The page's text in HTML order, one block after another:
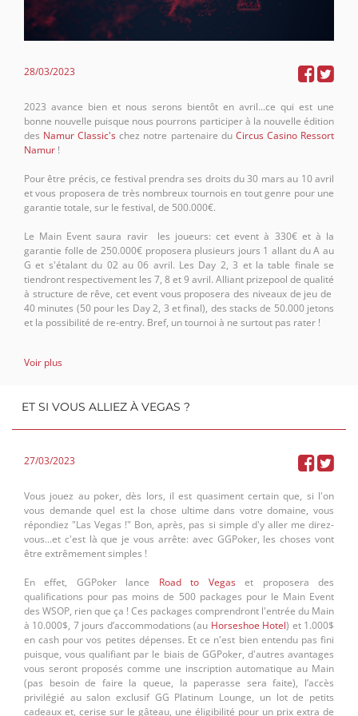
28/03/2023
2023 avance bien et nous serons bientôt en avril...ce qui est une
bonne nouvelle puisque nous pourrons participer à la nouvelle édition
des Namur Classic's chez notre partenaire duCircus Casino Ressort
Namur !
Pour être précis, ce festival prendra ses droits du 30 mars au 10 avril
et vous proposera de très nombreux tournois en tout genre pour une
garantie totale, sur le festival, de 500.000€.
Le Main Event saura ravir les joueurs: cet event à 330€ et à la
garantie folle de 250.000€ proposera plusieurs jours 1 allant du A au
G et s'étalant du 02 au 06 avril. Les Day 2, 3 et la table finale se
tiendront respectivement les 7, 8 et 9 avril. Alliant prizepool de qualité
à structure de rêve, cet event vous proposera des niveaux de jeu de
40 minutes (50 pour les Day 2, 3 et final), des stacks de 50.000 jetons
et la possibilité de re-entry. Bref, un tournoi à ne surtout pas rater !
saurions que vous suggérer de prendre part au Warm Up qui
50.000€ et proposera une structure de qualité avec des stacks de
Parmi les autres tournois, nous ne pouvons pas manquer d'évoquer
se jouera en 8-max pour un buy-in de 1.100€ du 07 au 10 avril. Le tout
avec des stacks de 100.000 jetons, des niveaux de jeu de 45 minutes
(60 le jour final) et 9 niveaux de re-entry.
Bien entendu, encore beaucoup d'autres tournois vous seront
pour les tournois majeurs, un Black Jack Tournament, un High Roller,
un Big Tuesday, un PLO, et bien d'autres encore.
Vous l'aurez compris, du 30 mars au 10 avril, la Poker Room du Circus
Casino Ressort de Namur est the place to be !
Voir plus
ET SI VOUS ALLIEZ À VEGAS ?
27/03/2023
Vous jouez au poker, dès lors, il est quasiment certain que, si l'on
vous demande quel est la chose ultime dans votre domaine, vous
répondiez "Las Vegas !" Bon, après, pas si simple d'y aller me direz-
vous...et c'est là que je vous arrête: avec GGPoker, les choses vont
être extrêmement simples !
En effet, GGPoker lance Road to Vegaset proposera des
qualifications pour pas moins de 500 packages pour le Main Event
des WSOP, rien que ça ! Ces packages comprendront l'entrée du Main
à 10.000$, 7 jours d’accommodations (au Horseshoe Hotel) et 1.000$
en cash pour vos petites dépenses. Et ce n'est bien entendu pas fini
puisque, vous qualifiant par le biais de GGPoker, d'autres avantages
vous seront proposés comme une inscription automatique au Main
(pas besoin de faire la queue, la paperasse sera faite), l’accès
privilégié au salon exclusif GG Platinum Lounge, un lot de petits
cadeaux et, cerise sur le gâteau, une éligibilité pour un prix extra de